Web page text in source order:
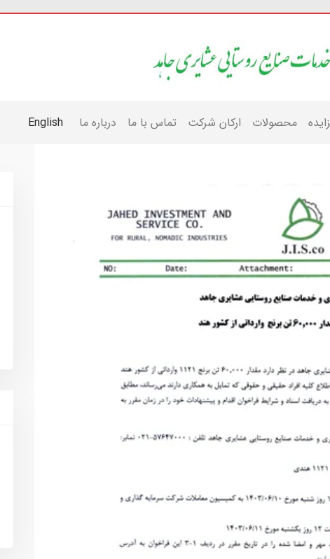
محصولات ارکان شرکت تماس با ما درباره ما English